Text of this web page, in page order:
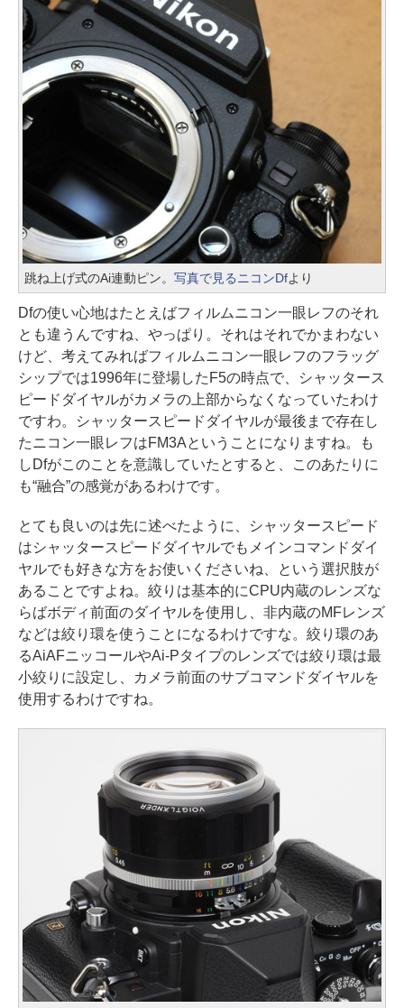
跳ね上げ式のAi連動ピン。 写真で見るニコンDfより
Dfの使い心地はたとえばフィルムニコン一眼レフのそれ
とも違うんですね、やっぱり。それはそれでかまわない
けど、考えてみればフィルムニコン一眼レフのフラッグ
シップでは1996年に登場したF5の時点で、シャッタース
ピードダイヤルがカメラの上部からなくなっていたわけ
ですわ。シャッタースピードダイヤルが最後まで存在し
たニコン一眼レフはFM3Aということになりますね。も
しDfがこのことを意識していたとすると、このあたりに
も“融合”の感覚があるわけです。
とても良いのは先に述べたように、シャッタースピード
はシャッタースピードダイヤルでもメインコマンドダイ
ヤルでも好きな方をお使いくださいね、という選択肢が
あることですよね。絞りは基本的にCPU内蔵のレンズな
らばボディ前面のダイヤルを使用し、非内蔵のMFレンズ
などは絞り環を使うことになるわけですな。絞り環のあ
るAiAFニッコールやAi-Pタイプのレンズでは絞り環は最
小絞りに設定し、カメラ前面のサブコマンドダイヤルを
使用するわけですね。